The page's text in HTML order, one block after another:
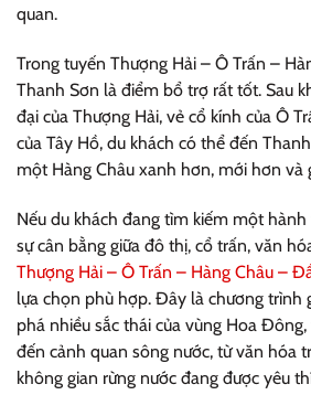
quan.
Trong tuyến Thượng Hải – Ô Trấn –
Thanh Sơn là điểm bổ trợ rất tốt. Sau
đại của Thượng Hải, vẻ cổ kính của Ô
của Tây Hồ, du khách có thể đến
một Hàng Châu xanh hơn, mới hơn và
Nếu du khách đang tìm kiếm một
sự cân bằng giữa đô thị, cổ trấn, văn
Thượng Hải – Ô Trấn – Hàng Châu –
lựa chọn phù hợp. Đây là chương trình
phá nhiều sắc thái của vùng Hoa
đến cảnh quan sông nước, từ văn hóa
không gian rừng nước đang được yêu